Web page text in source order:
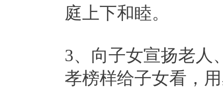
庭上下和睦。
3、向子女宣扬老人
孝榜样给子女看，